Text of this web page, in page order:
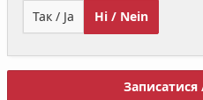
Так / Ja Ні / Nein